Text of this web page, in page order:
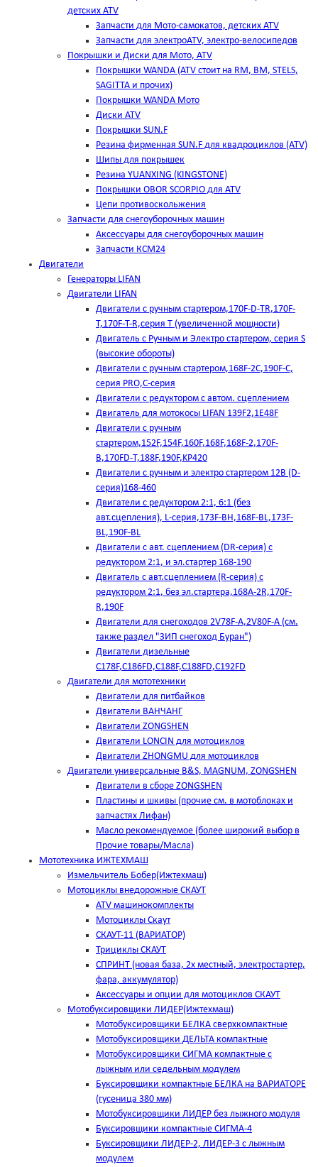
детских ATV
Запчасти для Мото-самокатов, детских ATV
Запчасти для электроATV, электро-велосипедов
Покрышки и Диски для Мото, ATV
Покрышки WANDA (АТV стоит на RM, BM, STELS,
SAGITTA и прочих)
Покрышки WANDA Мото
Диски ATV
Покрышки SUN.F
Резина фирменная SUN.F для квадроциклов (АТV)
Шипы для покрышек
Резина YUANXING (KINGSTONE)
Покрышки OBOR SCORPIO для ATV
Цепи противоскольжения
Запчасти для снегоуборочных машин
Аксессуары для снегоуборочных машин
Запчасти КСМ24
Двигатели
Генераторы LIFAN
Двигатели LIFAN
Двигатели с ручным стартером,170F-D-TR,170F-
T,170F-T-R,серия Т (увеличенной мощности)
Двигатель с Ручным и Электро стартером, серия S
(высокие обороты)
Двигатели с ручным стартером,168F-2C,190F-C,
серия PRO,C-серия
Двигатели с редуктором с автом. сцеплением
Двигатель для мотокосы LIFAN 139F2,1E48F
Двигатели с ручным
стартером,152F,154F,160F,168F,168F-2,170F-
B,170FD-T,188F,190F,KP420
Двигатели с ручным и электро стартером 12В (D-
серия)168-460
Двигатели с редуктором 2:1, 6:1 (без
авт.сцепления), L-серия,173F-BH,168F-BL,173F-
BL,190F-BL
Двигатели с авт. сцеплением (DR-серия) с
редуктором 2:1, и эл.стартер 168-190
Двигатель с авт.сцеплением (R-серия) с
редуктором 2:1, без эл.стартера,168А-2R,170F-
R,190F
Двигатели для снегоходов 2V78F-A,2V80F-A (см.
также раздел "ЗИП снегоход Буран")
Двигатели дизельные
C178F,С186FD,C188F,C188FD,C192FD
Двигатели для мототехники
Двигатели для питбайков
Двигатели ВАНЧАНГ
Двигатели ZONGSHEN
Двигатели LONCIN для мотоциклов
Двигатели ZHONGMU для мотоциклов
Двигатели универсальные B&S, MAGNUM, ZONGSHEN
Двигатели в сборе ZONGSHEN
Пластины и шкивы (прочие см. в мотоблоках и
запчастях Лифан)
Масло рекомендуемое (более широкий выбор в
Прочие товары/Масла)
Мототехника ИЖТЕХМАШ
Измельчитель Бобер(Ижтехмаш)
Мотоциклы внедорожные СКАУТ
ATV машинокомплекты
Мотоциклы Скаут
СКАУТ-11 (ВАРИАТОР)
Трициклы СКАУТ
СПРИНТ (новая база, 2х местный, электростартер,
фара, аккумулятор)
Аксессуары и опции для мотоциклов СКАУТ
Мотобуксировщики ЛИДЕР(Ижтехмаш)
Мотобуксировщики БЕЛКА сверхкомпактные
Мотобуксировщики ДЕЛЬТА компактные
Мотобуксировщики СИГМА компактные с
лыжным или седельным модулем
Буксировщики компактные БЕЛКА на ВАРИАТОРЕ
(гусеница 380 мм)
Мотобуксировщики ЛИДЕР без лыжного модуля
Буксировщики компактные СИГМА-4
Буксировщики ЛИДЕР-2, ЛИДЕР-3 c лыжным
модулем